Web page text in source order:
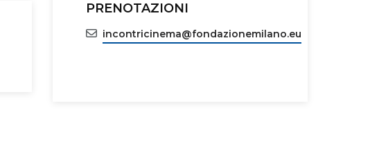
PRENOTAZIONI
incontricinema@fondazionemilano.eu